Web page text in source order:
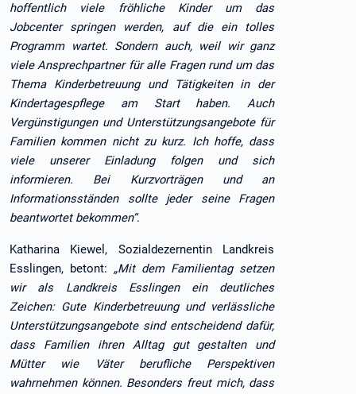
hoffentlich viele fröhliche Kinder um das
Jobcenter springen werden, auf die ein tolles
Programm wartet. Sondern auch, weil wir ganz
viele Ansprechpartner für alle Fragen rund um das
Thema Kinderbetreuung und Tätigkeiten in der
Kindertagespflege am Start haben. Auch
Vergünstigungen und Unterstützungsangebote für
Familien kommen nicht zu kurz. Ich hoffe, dass
viele unserer Einladung folgen und sich
informieren. Bei Kurzvorträgen und an
Informationsständen sollte jeder seine Fragen
beantwortet bekommen“.
Katharina Kiewel, Sozialdezernentin Landkreis
Esslingen, betont: „Mit dem Familientag setzen
wir als Landkreis Esslingen ein deutliches
Zeichen: Gute Kinderbetreuung und verlässliche
Unterstützungsangebote sind entscheidend dafür,
dass Familien ihren Alltag gut gestalten und
Mütter wie Väter berufliche Perspektiven
wahrnehmen können. Besonders freut mich, dass